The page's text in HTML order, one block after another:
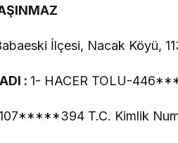
İlçesi, Nacak Köyü,
: 1- HACER TOLU-
T.C. Kimlik